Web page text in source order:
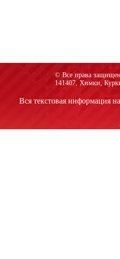
© Все права
141407, Химки,
Вся текстовая информация